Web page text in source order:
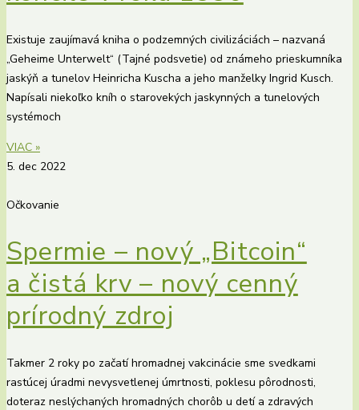
Existuje zaujímavá kniha o podzemných civilizáciách – nazvaná
„Geheime Unterwelt“ (Tajné podsvetie) od známeho prieskumníka
jaskýň a tunelov Heinricha Kuscha a jeho manželky Ingrid Kusch.
Napísali niekoľko kníh o starovekých jaskynných a tunelových
systémoch
VIAC »
5. dec 2022
Očkovanie
Spermie – nový „Bitcoin“
a čistá krv – nový cenný
prírodný zdroj
Takmer 2 roky po začatí hromadnej vakcinácie sme svedkami
rastúcej úradmi nevysvetlenej úmrtnosti, poklesu pôrodnosti,
doteraz neslýchaných hromadných chorôb u detí a zdravých